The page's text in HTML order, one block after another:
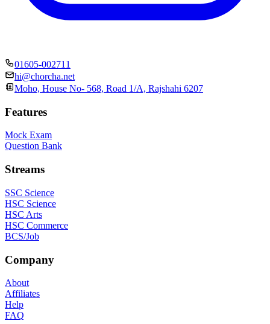
01605-002711
hi@chorcha.net
Moho, House No- 568, Road 1/A, Rajshahi 6207
Features
Mock Exam
Question Bank
Streams
SSC Science
HSC Science
HSC Arts
HSC Commerce
BCS/Job
Company
About
Affiliates
Help
FAQ